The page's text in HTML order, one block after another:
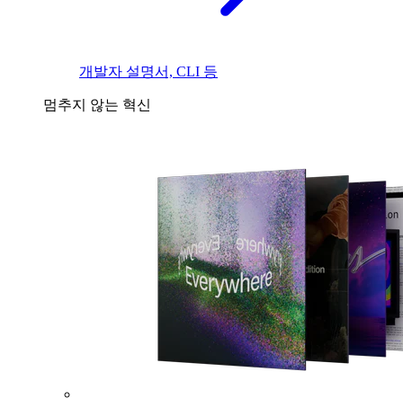
개발자 설명서, CLI 등
멈추지 않는 혁신